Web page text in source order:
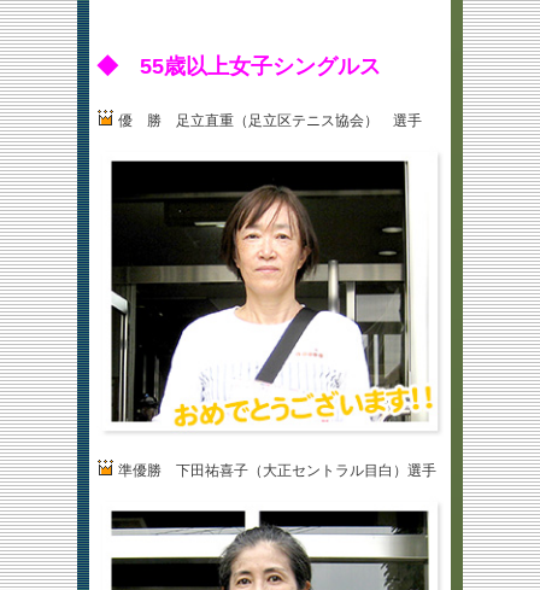
◆ 55歳以上女子シングルス
優 勝 足立直重（足立区テニス協会） 選手
準優勝 下田祐喜子（大正セントラル目白）選手